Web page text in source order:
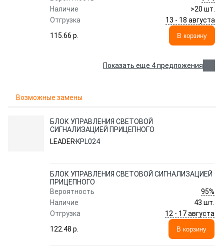
Наличие
>20 шт.
Отгрузка
13 - 18 августа
115.66 p.
В корзину
Показать еще 4 предложения
Возможные замены
БЛОК УПРАВЛЕНИЯ СВЕТОВОЙ
СИГНАЛИЗАЦИЕЙ ПРИЦЕПНОГО
LEADER KPL024
БЛОК УПРАВЛЕНИЯ СВЕТОВОЙ СИГНАЛИЗАЦИЕЙ
ПРИЦЕПНОГО
Вероятность
95%
Наличие
43 шт.
Отгрузка
12 - 17 августа
122.48 p.
В корзину